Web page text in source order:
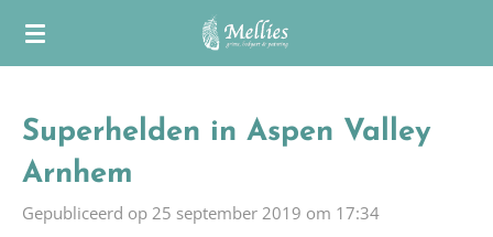
Ga
de
hoofdinhoud
Superhelden in Aspen Valley
Arnhem
Gepubliceerd op 25 september 2019 om 17:34